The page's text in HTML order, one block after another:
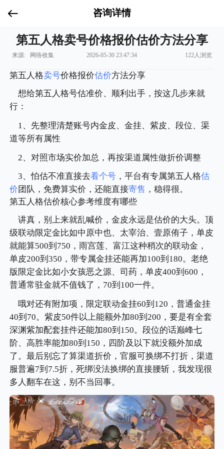
咨询详情
第五人格卖号价格报价估价方法分享
来源: 网络收集 2026-05-30 23:47:34 122人浏览
第五人格卖号价格报价估价方法分享
想给第五人格号估准价、顺利出手，按这几步来就
行：
1、先整理清楚账号内金皮、金挂、紫皮、段位、渠
道等所有属性
2、对照市场实价加总，再按渠道属性做折价调整
3、怕估不准直接去看个号，平台有专属第五人格估
价 团队，免费算实价，还能直接寄售 ，稳得很。
第五人格估价核心参考维度有哪些
讲真，别上来就乱喊价，金皮永远是估价的大头。顶
级联动限定金比如中原中也、太宰治、壹原侑子，单皮
就能算500到750，雨宫莲、富江这种稍次的联动金，
单皮200到350，带专属金挂还能再加100到180。老绝
版限定金比如小女孩恶之源、司药，单皮400到600，
普通常驻金就不值钱了，70到100一件。
哦对还有附加项，限定联动金挂60到120，普通金挂
40到70。紫皮50件以上能额外加80到200，要是有全套
深渊紫加配套挂件还能加80到150。段位的话巅峰七
阶、高胜率能加80到150，四阶及以下就没额外加成
了。最后别忘了算渠道折价，官服可换绑不打折，渠道
服普遍7到7.5折，死绑没法换绑的直接腰斩，我发现很
多人翻车在这，别不当回事。